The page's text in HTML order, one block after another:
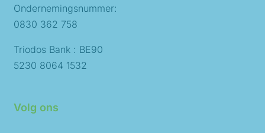
Ondernemingsnummer:
0830 362 758
Triodos Bank : BE90
5230 8064 1532
Volg ons